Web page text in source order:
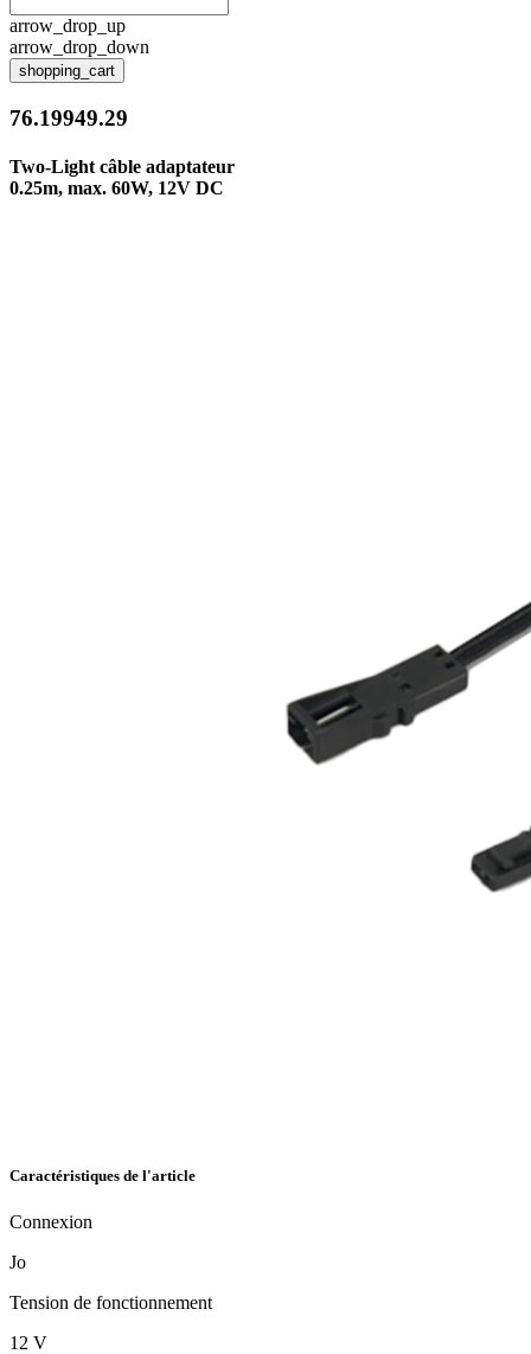
arrow_drop_up
arrow_drop_down
shopping_cart
76.19949.29
Two-Light câble adaptateur
0.25m, max. 60W, 12V DC
Caractéristiques de l'article
Connexion
Jo
Tension de fonctionnement
12 V